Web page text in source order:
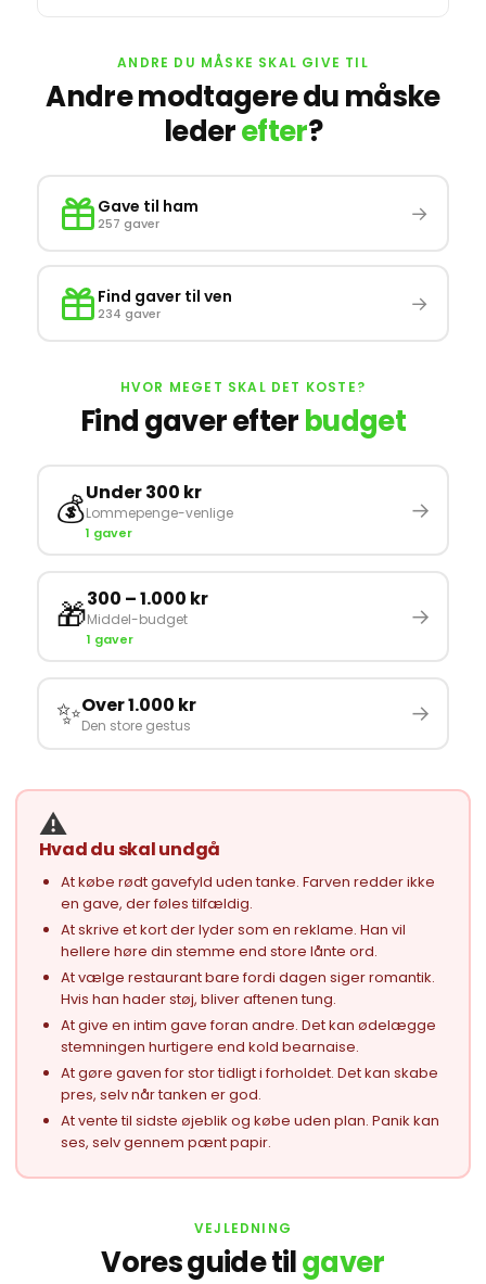
ANDRE DU MÅSKE SKAL GIVE TIL
Andre modtagere du måske
lederefter?
Gave til ham
257 gaver →
Find gaver til ven
234 gaver →
HVOR MEGET SKAL DET KOSTE?
Find gaver efterbudget
💰Under 300 kr
Lommepenge-venlige
1 gaver
→
🎁300 – 1.000 kr
Middel-budget
1 gaver
→
✨Over 1.000 kr
Den store gestus →
⚠️
Hvad du skal undgå
At købe rødt gavefyld uden tanke. Farven redder ikke
en gave, der føles tilfældig.
At skrive et kort der lyder som en reklame. Han vil
hellere høre din stemme end store lånte ord.
At vælge restaurant bare fordi dagen siger romantik.
Hvis han hader støj, bliver aftenen tung.
At give en intim gave foran andre. Det kan ødelægge
stemningen hurtigere end kold bearnaise.
At gøre gaven for stor tidligt i forholdet. Det kan skabe
pres, selv når tanken er god.
At vente til sidste øjeblik og købe uden plan. Panik kan
ses, selv gennem pænt papir.
VEJLEDNING
Vores guide tilgaver